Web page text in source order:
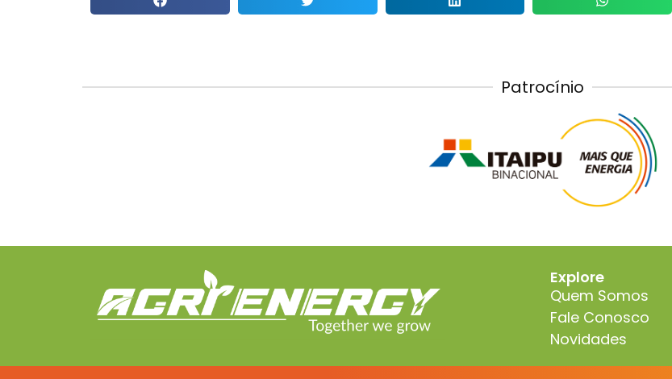
Patrocínio
Explore
Quem Somos
Fale Conosco
Novidades